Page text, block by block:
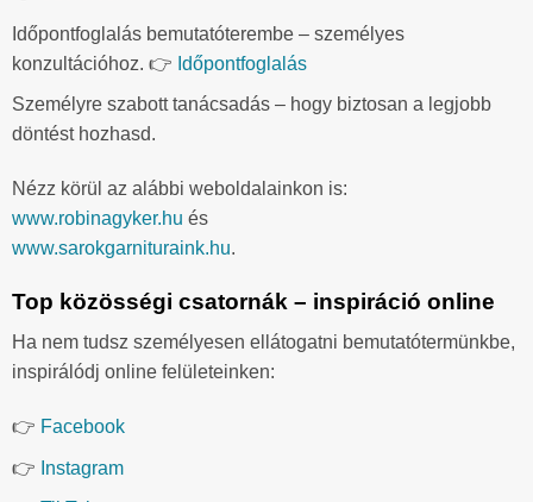
Időpontfoglalás bemutatóterembe – személyes
konzultációhoz. 👉 Időpontfoglalás
Személyre szabott tanácsadás – hogy biztosan a legjobb
döntést hozhasd.
Nézz körül az alábbi weboldalainkon is:
www.robinagyker.hu és
www.sarokgarnituraink.hu.
Top közösségi csatornák – inspiráció online
Ha nem tudsz személyesen ellátogatni bemutatótermünkbe,
inspirálódj online felületeinken:
👉 Facebook
👉 Instagram